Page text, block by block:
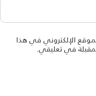
الإلكتروني في هذا
في تعليقي.